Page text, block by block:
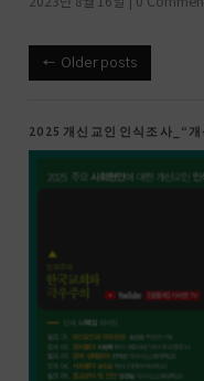
Older posts
2025 개신교인 인식조사_“